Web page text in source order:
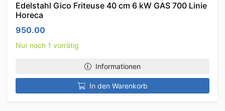
Edelstahl Gico Friteuse 40 cm 6 kW GAS 700 Linie
Horeca
950.00
Nur noch 1 vorrätig
Informationen
In den Warenkorb